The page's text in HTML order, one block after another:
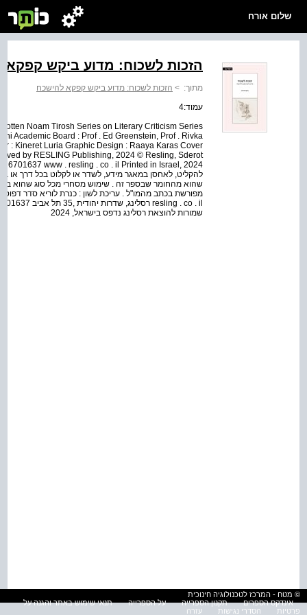
שלום אורח
הזכות לשכוח: מדוע ביקש קפקא
מתוך: > הזכות לשכוח: מדוע ביקש קפקא להישכח
עמוד:4
Noam Tirosh Series on Literary Criticism Series
Academic Board : Prof . Ed Greenstein, Prof . Rivka
: Kineret Luria Graphic Design : Raaya Karas Cover
by RESLING Publishing, 2024 © Resling, Sderot
להקליט, לאחסן במאגר מידע, לשדר או לקלוט בכל דרך או
שהוא מהחומר שבספר זה . שימוש מסחרי מכל סוג שהוא
שמורות להוצאת רסלינג נדפס בישראל, 2024
© מטח - המרכז לטכנולוגיה חינוכית
אינדקס הספרים
תקנון הספרייה על הספרייה
תנאי שימוש באתר והגנה על
פרטיות
הסדרי נגישות עזרה